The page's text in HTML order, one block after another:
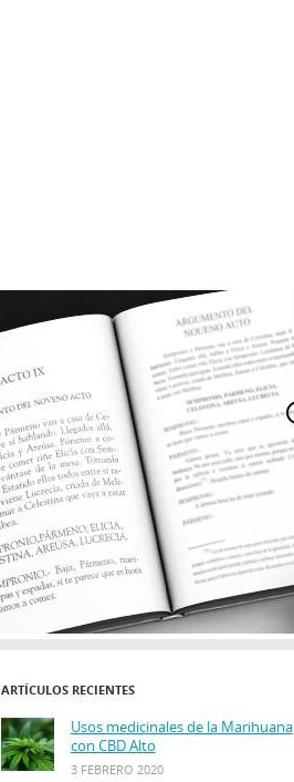
ARTÍCULOS RECIENTES
Usos medicinales de la Marihuana
con CBD Alto
3 FEBRERO 2020